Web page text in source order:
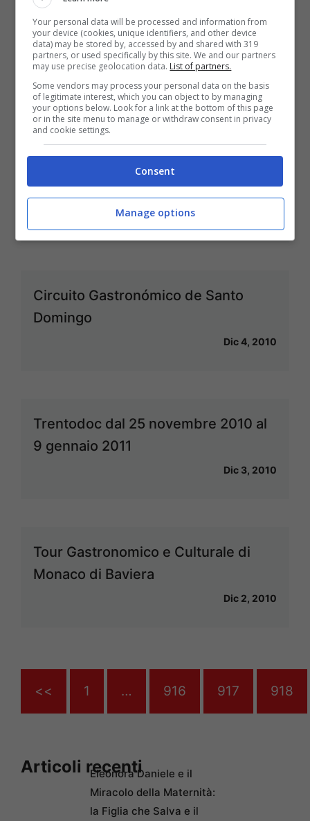
Eurochocolate 2011
Gen 2, 2011
Gennaio tra sci e gastronomia a Plan
de Corones
Circuito Gastronómico de Santo
Domingo
Dic 4, 2010
Trentodoc dal 25 novembre 2010 al
9 gennaio 2011
Dic 3, 2010
Tour Gastronomico e Culturale di
Monaco di Baviera
Dic 2, 2010
<< 1 … 916 917 918
Articoli recentiEleonora Daniele e il
Miracolo della Maternità:
la Figlia che Salva e il
Your personal data will be processed and information from
your device (cookies, unique identifiers, and other device
data) may be stored by, accessed by and shared with 319
partners, or used specifically by this site. We and our partners
may use precise geolocation data. List of partners.
Some vendors may process your personal data on the basis
of legitimate interest, which you can object to by managing
your options below. Look for a link at the bottom of this page
or in the site menu to manage or withdraw consent in privacy
and cookie settings.
Consent
Manage options